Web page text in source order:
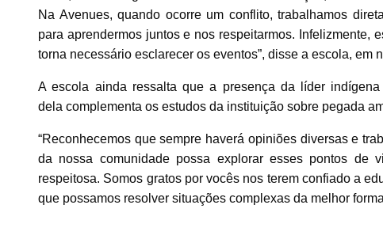
Na Avenues, quando ocorre um conflito, trabalhamos
para aprendermos juntos e nos respeitarmos. Infelizmente,
torna necessário esclarecer os eventos”, disse a escola, em
A escola ainda ressalta que a presença da líder
dela complementa os estudos da instituição sobre pegada
“Reconhecemos que sempre haverá opiniões diversas e
da nossa comunidade possa explorar esses pontos de
respeitosa. Somos gratos por vocês nos terem confiado a
que possamos resolver situações complexas da melhor